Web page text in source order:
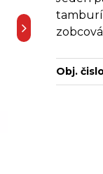
Obj.